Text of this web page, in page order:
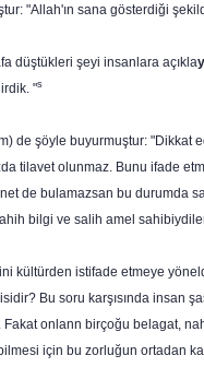
"Allah'ın sana gösterdiği
düştükleri şeyi insanlara açıkla
"s
de şöyle buyurmuştur: "Dikkat
tilavet olunmaz. Bunu ifade
de bulamazsan bu
bilgi ve salih amel
dini kültürden istifade etmeye
Bu soru karşısında insan
onlann birçoğu belagat,
için bu zorluğun ortadan